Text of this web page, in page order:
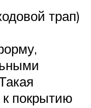
трап)
к покрытию